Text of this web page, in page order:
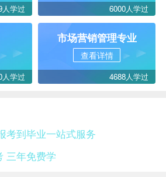
人学过 6000人学过
人学过
市场营销管理专业
查看详情
4688人学过
考到毕业一站式服务
三年免费学